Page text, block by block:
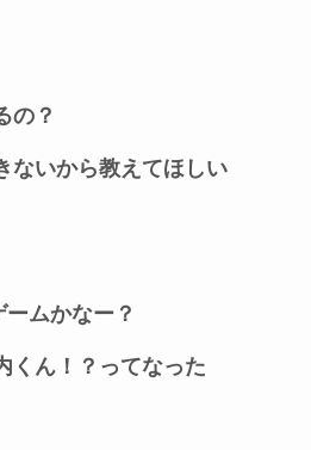
の？
ないから教えてほしい
ムかなー？
くん！？ってなった